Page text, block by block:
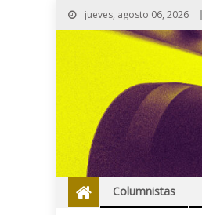
jueves, agosto 06, 2026
Columnistas